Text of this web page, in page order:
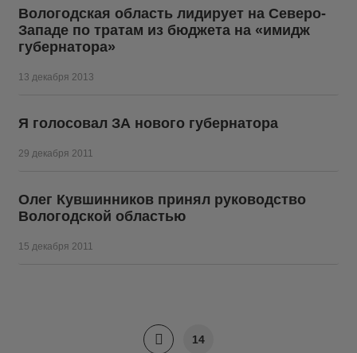
Вологодская область лидирует на Северо-
Западе по тратам из бюджета на «имидж
губернатора»
13 декабря 2013
Я голосовал ЗА нового губернатора
29 декабря 2011
Олег Кувшинников принял руководство
Вологодской областью
15 декабря 2011
14